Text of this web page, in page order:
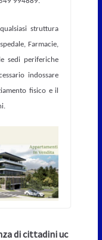
struttura
Farmacie,
sedi periferiche
indossare
fisico e il
di cittadini uc